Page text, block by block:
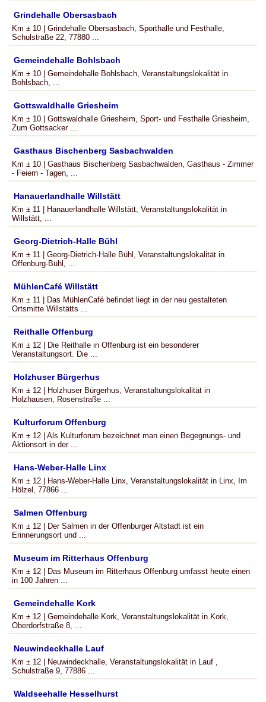
Grindehalle Obersasbach
Km ± 10 | Grindehalle Obersasbach, Sporthalle und Festhalle,
Schulstraße 22, 77880 ...
Gemeindehalle Bohlsbach
Km ± 10 | Gemeindehalle Bohlsbach, Veranstaltungslokalität in
Bohlsbach, ...
Gottswaldhalle Griesheim
Km ± 10 | Gottswaldhalle Griesheim, Sport- und Festhalle Griesheim,
Zum Gottsacker ...
Gasthaus Bischenberg Sasbachwalden
Km ± 10 | Gasthaus Bischenberg Sasbachwalden, Gasthaus - Zimmer
- Feiern - Tagen, ...
Hanauerlandhalle Willstätt
Km ± 11 | Hanauerlandhalle Willstätt, Veranstaltungslokalität in
Willstätt, ...
Georg-Dietrich-Halle Bühl
Km ± 11 | Georg-Dietrich-Halle Bühl, Veranstaltungslokalität in
Offenburg-Bühl, ...
MühlenCafé Willstätt
Km ± 11 | Das MühlenCafé befindet liegt in der neu gestalteten
Ortsmitte Willstätts ...
Reithalle Offenburg
Km ± 12 | Die Reithalle in Offenburg ist ein besonderer
Veranstaltungsort. Die ...
Holzhuser Bürgerhus
Km ± 12 | Holzhuser Bürgerhus, Veranstaltungslokalität in
Holzhausen, Rosenstraße ...
Kulturforum Offenburg
Km ± 12 | Als Kulturforum bezeichnet man einen Begegnungs- und
Aktionsort in der ...
Hans-Weber-Halle Linx
Km ± 12 | Hans-Weber-Halle Linx, Veranstaltungslokalität in Linx, Im
Hölzel, 77866 ...
Salmen Offenburg
Km ± 12 | Der Salmen in der Offenburger Altstadt ist ein
Erinnerungsort und ...
Museum im Ritterhaus Offenburg
Km ± 12 | Das Museum im Ritterhaus Offenburg umfasst heute einen
in 100 Jahren ...
Gemeindehalle Kork
Km ± 12 | Gemeindehalle Kork, Veranstaltungslokalität in Kork,
Oberdorfstraße 8, ...
Neuwindeckhalle Lauf
Km ± 12 | Neuwindeckhalle, Veranstaltungslokalität in Lauf ,
Schulstraße 9, 77886 ...
Waldseehalle Hesselhurst